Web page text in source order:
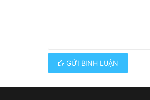
GỬI BÌNH LUẬN